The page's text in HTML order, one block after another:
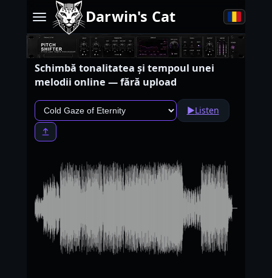
Darwin's Cat
Schimbă tonalitatea și tempoul unei
melodii online — fără upload
▶Listen